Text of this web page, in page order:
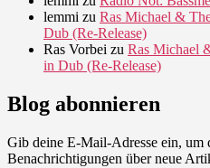
lemmi zu Ras Michael &
Dub (Re-Release)
Ras Vorbei zu Ras Michael
in Dub (Re-Release)
Blog abonnieren
Gib deine E-Mail-Adresse ein, um
Benachrichtigungen über neue